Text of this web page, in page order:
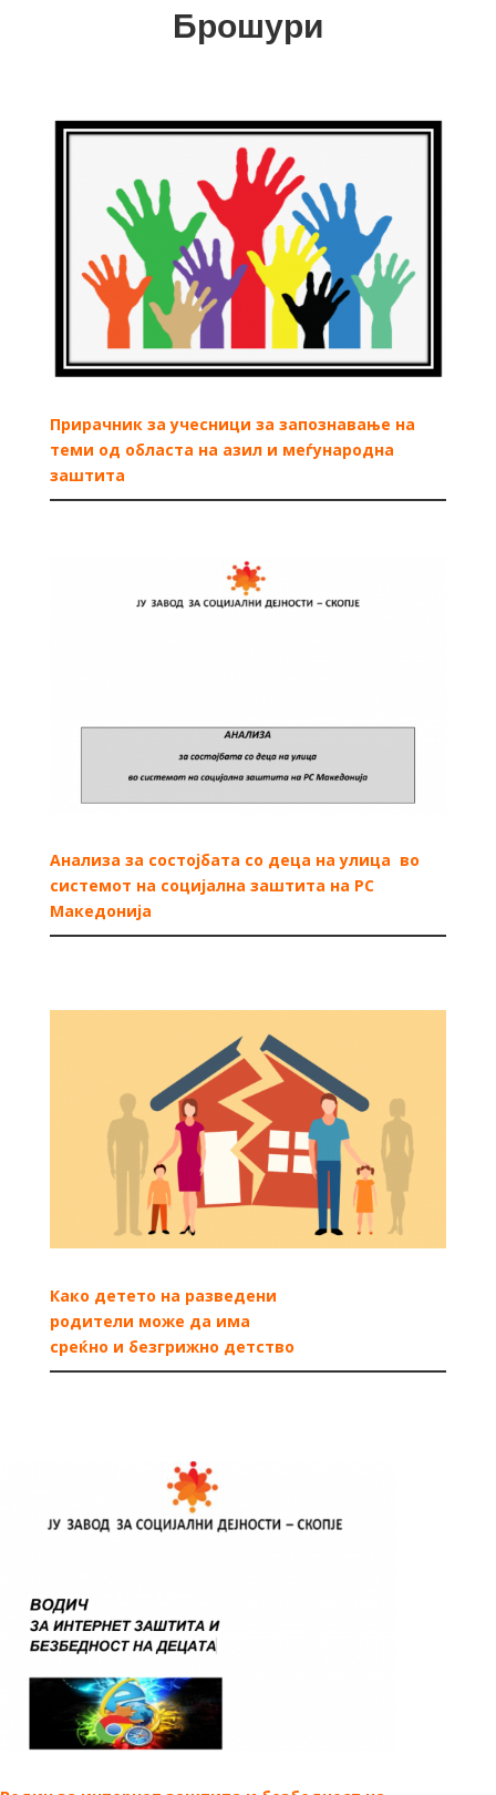
Брошури
Прирачник за учесници за запознавање на
теми од областа на азил и меѓународна
заштита
Aнализа за состојбата со деца на улица во
системот на социјална заштита на РС
Македонија
Како детето на разведени
родители може да има
среќно и безгрижно детство